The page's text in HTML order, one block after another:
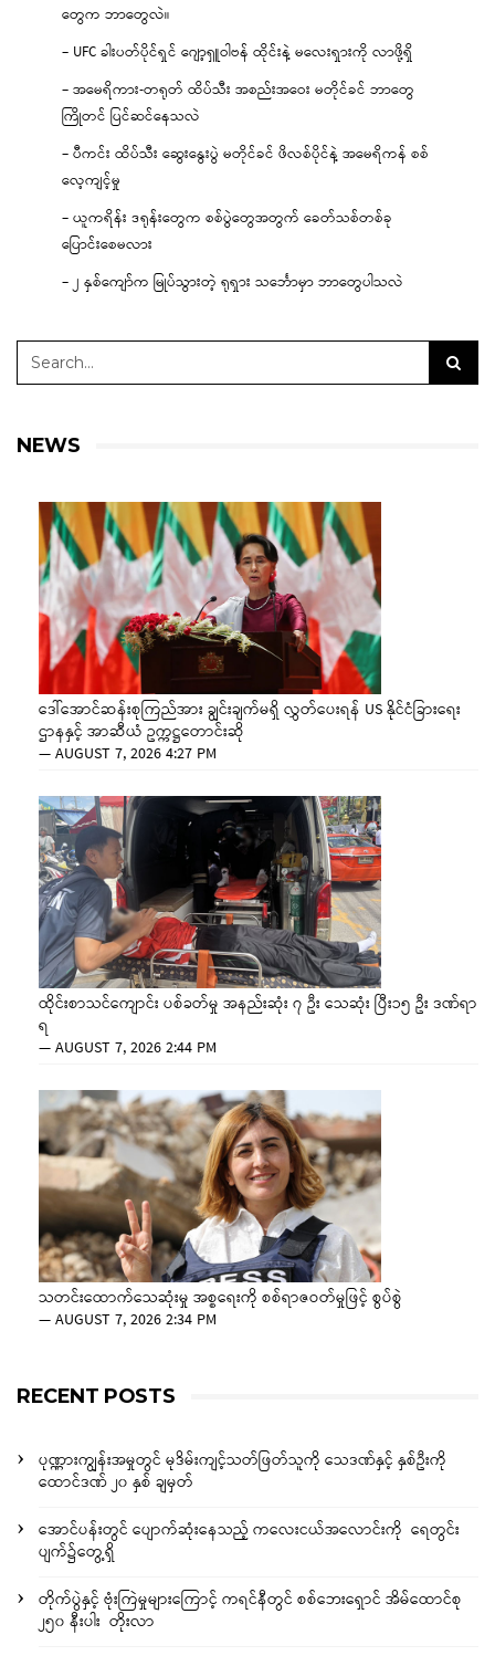
တွေက ဘာတွေလဲ။
– UFC ခါးပတ်ပိုင်ရှင် ဂျော့ရှူဝါဗန် ထိုင်းနဲ့ မလေးရှားကို လာဖို့ရှိ
– အမေရိကား-တရုတ် ထိပ်သီး အစည်းအဝေး မတိုင်ခင် ဘာတွေ
ကြိုတင် ပြင်ဆင်နေသလဲ
– ပီကင်း ထိပ်သီး ဆွေးနွေးပွဲ မတိုင်ခင် ဖိလစ်ပိုင်နဲ့ အမေရိကန် စစ်
လေ့ကျင့်မှု
– ယူကရိန်း ဒရုန်းတွေက စစ်ပွဲတွေအတွက် ခေတ်သစ်တစ်ခု
ပြောင်းစေမလား
– ၂ နှစ်ကျော်က မြုပ်သွားတဲ့ ရုရှား သင်္ဘောမှာ ဘာတွေပါသလဲ
NEWS
ဒေါ်အောင်ဆန်းစုကြည်အား ချွင်းချက်မရှိ လွှတ်ပေးရန် US နိုင်ငံခြားရေး
ဌာနနှင့် အာဆီယံ ဥက္ကဋ္ဌတောင်းဆို
—AUGUST 7, 2026 4:27 PM
ထိုင်းစာသင်ကျောင်း ပစ်ခတ်မှု အနည်းဆုံး ၇ ဦး သေဆုံး ပြီး၁၅ ဦး ဒဏ်ရာ
ရ
—AUGUST 7, 2026 2:44 PM
သတင်းထောက်သေဆုံးမှု အစ္စရေးကို စစ်ရာဇဝတ်မှုဖြင့် စွပ်စွဲ
—AUGUST 7, 2026 2:34 PM
RECENT POSTS
ပုဏ္ဏားကျွန်းအမှုတွင် မုဒိမ်းကျင့်သတ်ဖြတ်သူကို သေဒဏ်နှင့် နှစ်ဦးကို
ထောင်ဒဏ် ၂၀ နှစ် ချမှတ်
အောင်ပန်းတွင် ပျောက်ဆုံးနေသည့် ကလေးငယ်အလောင်းကို ရေတွင်း
ပျက်၌တွေ့ရှိ
တိုက်ပွဲနှင့် ဗုံးကြဲမှုများကြောင့် ကရင်နီတွင် စစ်ဘေးရှောင် အိမ်ထောင်စု
၂၅၀ နီးပါး တိုးလာ